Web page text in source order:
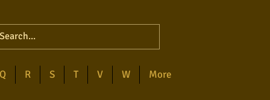
Q R S T V W More